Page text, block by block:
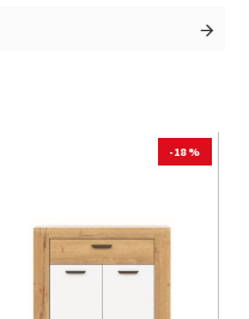
-18 %